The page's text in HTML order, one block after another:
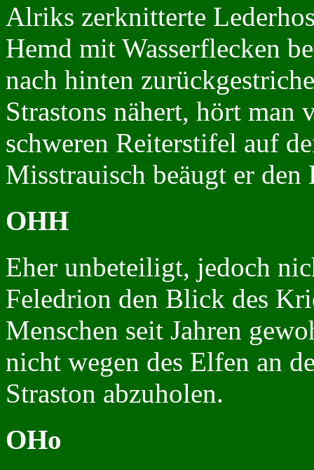
Alriks zerknitterte
Hemd mit Wasserflecken
nach hinten
Strastons nähert, hört man
schweren Reiterstifel auf
Misstrauisch beäugt er den
OHH
Eher unbeteiligt, jedoch
Feledrion den Blick des
Menschen seit Jahren
nicht wegen des Elfen an
Straston abzuholen.
OHo